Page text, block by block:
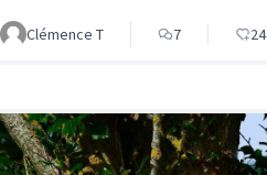
Clémence T 7 24